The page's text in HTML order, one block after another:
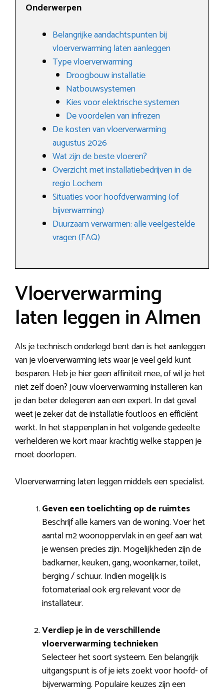
Onderwerpen
Belangrijke aandachtspunten bij
vloerverwarming laten aanleggen
Type vloerverwarming
Droogbouw installatie
Natbouwsystemen
Kies voor elektrische systemen
De voordelen van infrezen
De kosten van vloerverwarming
augustus 2026
Wat zijn de beste vloeren?
Overzicht met installatiebedrijven in de
regio Lochem
Situaties voor hoofdverwarming (of
bijverwarming)
Duurzaam verwarmen: alle veelgestelde
vragen (FAQ)
Vloerverwarming
laten leggen in Almen
Als je technisch onderlegd bent dan is het aanleggen
van je vloerverwarming iets waar je veel geld kunt
besparen. Heb je hier geen affiniteit mee, of wil je het
niet zelf doen? Jouw vloerverwarming installeren kan
je dan beter delegeren aan een expert. In dat geval
weet je zeker dat de installatie foutloos en efficiënt
werkt. In het stappenplan in het volgende gedeelte
verhelderen we kort maar krachtig welke stappen je
moet doorlopen.
Vloerverwarming laten leggen middels een specialist.
Geven een toelichting op de ruimtes
Beschrijf alle kamers van de woning. Voer het
aantal m2 woonoppervlak in en geef aan wat
je wensen precies zijn. Mogelijkheden zijn de
badkamer, keuken, gang, woonkamer, toilet,
berging / schuur. Indien mogelijk is
fotomateriaal ook erg relevant voor de
installateur.
Verdiep je in de verschillende
vloerverwarming technieken
Selecteer het soort systeem. Een belangrijk
uitgangspunt is of je iets zoekt voor hoofd- of
bijverwarming. Populaire keuzes zijn een